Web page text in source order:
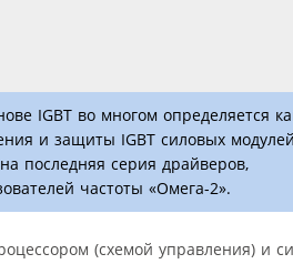
IGBT во многом определяется
и защиты IGBT силовых
последняя серия драйверов,
частоты «Омега-2».
(схемой управления) и